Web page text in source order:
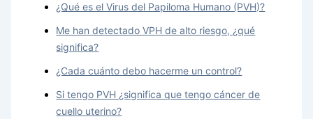
¿Qué es el Virus del Papiloma Humano (PVH)?
Me han detectado VPH de alto riesgo, ¿qué
significa?
¿Cada cuánto debo hacerme un control?
Si tengo PVH ¿significa que tengo cáncer de
cuello uterino?